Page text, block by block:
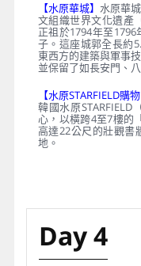
【水原華城】 水原華
文組織世界文化遺產
正祖於1794年至
子。這座城郭全長約
東西方的建築與軍事
並保留了如長安門、
【水原STARFIELD購
韓國水原
心，以橫跨4至7樓的
高達22公尺的壯觀書
地。
Day 4